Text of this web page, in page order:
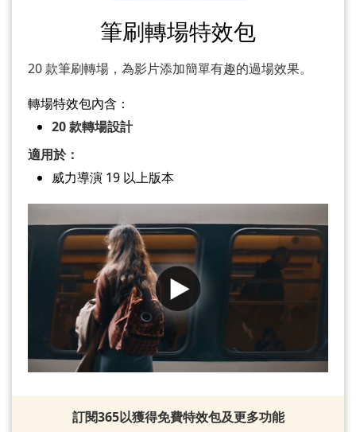
筆刷轉場特效包
20 款筆刷轉場，為影片添加簡單有趣的過場效果。
轉場特效包內含：
20 款轉場設計
適用於：
威力導演 19 以上版本
訂閱365以獲得免費特效包及更多功能